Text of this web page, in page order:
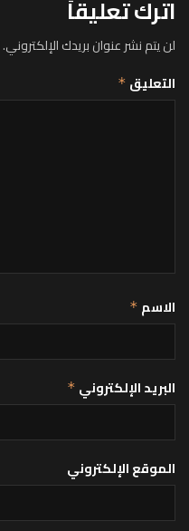
اترك تعليقاً
لن يتم نشر عنوان بريدك الإلكتروني.
التعليق *
الاسم *
البريد الإلكتروني *
الموقع الإلكتروني